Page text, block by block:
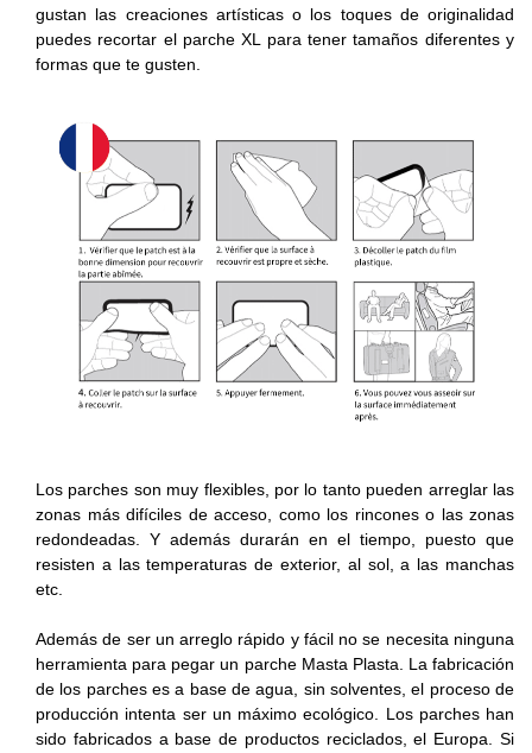
gustan las creaciones artísticas o los toques de originalidad
puedes recortar el parche XL para tener tamaños diferentes y
formas que te gusten.
Los parches son muy flexibles, por lo tanto pueden arreglar las
zonas más difíciles de acceso, como los rincones o las zonas
redondeadas. Y además durarán en el tiempo, puesto que
resisten a las temperaturas de exterior, al sol, a las manchas
etc.
Además de ser un arreglo rápido y fácil no se necesita ninguna
herramienta para pegar un parche Masta Plasta. La fabricación
de los parches es a base de agua, sin solventes, el proceso de
producción intenta ser un máximo ecológico. Los parches han
sido fabricados a base de productos reciclados, el Europa. Si